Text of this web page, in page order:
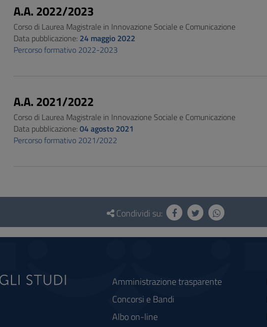
A.A. 2022/2023
Corso di Laurea Magistrale in Innovazione Sociale e Comunicazione
Data pubblicazione: 24 maggio 2022
Percorso formativo 2022-2023
A.A. 2021/2022
Corso di Laurea Magistrale in Innovazione Sociale e Comunicazione
Data pubblicazione: 04 agosto 2021
Percorso formativo 2021/2022
Condividi su:
Amministrazione trasparente
Concorsi e Bandi
Albo on-line